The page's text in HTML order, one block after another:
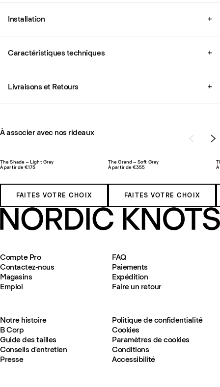
Installation +
Caractéristiques techniques +
Livraisons et Retours +
À associer avec nos rideaux
The Shade – Light Gray
À partir de €175
FAITES VOTRE CHOIX
The Grand – Soft Gray
À partir de €355
FAITES VOTRE CHOIX
Compte Pro
Contactez-nous
Magasins
Emploi
FAQ
Paiements
Expédition
Faire un retour
Notre histoire
B Corp
Guide des tailles
Conseils d'entretien
Presse
Politique de confidentialité
Cookies
Paramètres de cookies
Conditions
Accessibilité